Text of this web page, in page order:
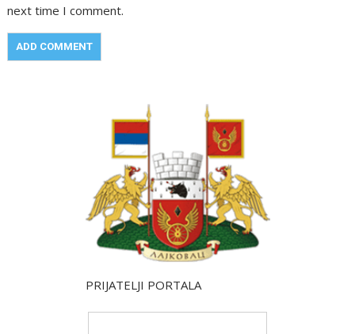
next time I comment.
PRIJATELJI PORTALA